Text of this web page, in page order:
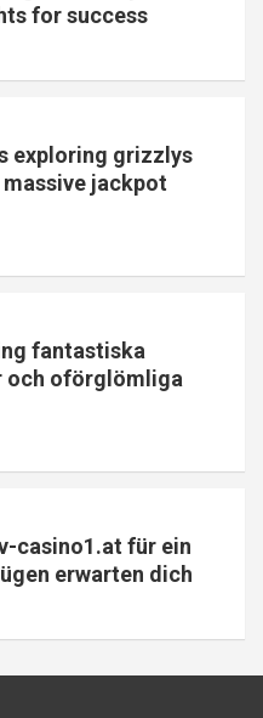
for success
exploring grizzlys
jackpot
fantastiska
och oförglömliga
casino1.at für ein
erwarten dich